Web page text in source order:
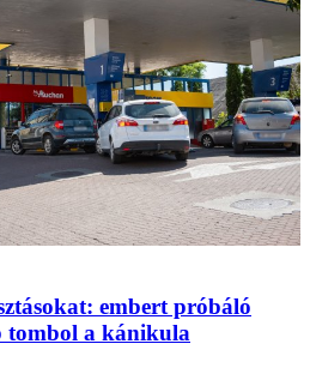
embert próbáló
tombol a kánikula